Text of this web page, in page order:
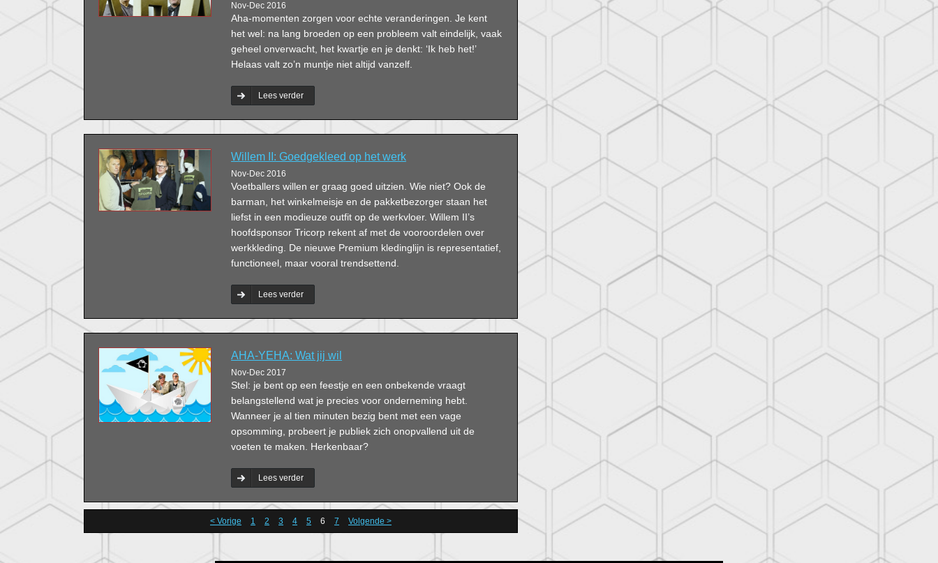
Nov-Dec 2016
Aha-momenten zorgen voor echte veranderingen. Je kent
het wel: na lang broeden op een probleem valt eindelijk, vaak
geheel onverwacht, het kwartje en je denkt: ‘Ik heb het!’
Helaas valt zo’n muntje niet altijd vanzelf.
Lees verder
Willem II: Goedgekleed op het werk
Nov-Dec 2016
Voetballers willen er graag goed uitzien. Wie niet? Ook de
barman, het winkelmeisje en de pakketbezorger staan het
liefst in een modieuze outfit op de werkvloer. Willem II’s
hoofdsponsor Tricorp rekent af met de vooroordelen over
werkkleding. De nieuwe Premium kledinglijn is representatief,
functioneel, maar vooral trendsettend.
Lees verder
AHA-YEHA: Wat jij wil
Nov-Dec 2017
Stel: je bent op een feestje en een onbekende vraagt
belangstellend wat je precies voor onderneming hebt.
Wanneer je al tien minuten bezig bent met een vage
opsomming, probeert je publiek zich onopvallend uit de
voeten te maken. Herkenbaar?
Lees verder
< Vorige 1 2 3 4 5 6 7 Volgende >